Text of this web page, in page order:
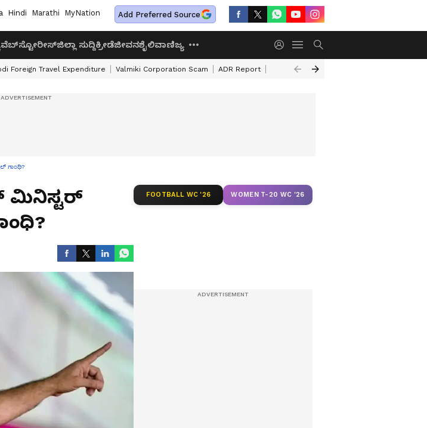
Hindi Marathi MyNation Add Preferred Source
ವೆಬ್‌ಸ್ಟೋರೀಸ್ಜಿಲ್ಲಾ ಸುದ್ದಿಕ್ರೀಡೆಜೀವನಶೈಲಿವಾಣಿಜ್ಯ
Foreign Travel Expenditure Valmiki Corporation Scam ADR Report Flipkart & Akshaya Patra Foundation
ಗಾಂಧಿ?
ಮಿನಿಸ್ಟರ್‌
FOOTBALL WC '26 WOMEN T-20 WC '26